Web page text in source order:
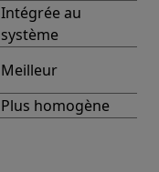
Intégrée au
système
Meilleur
Plus homogène